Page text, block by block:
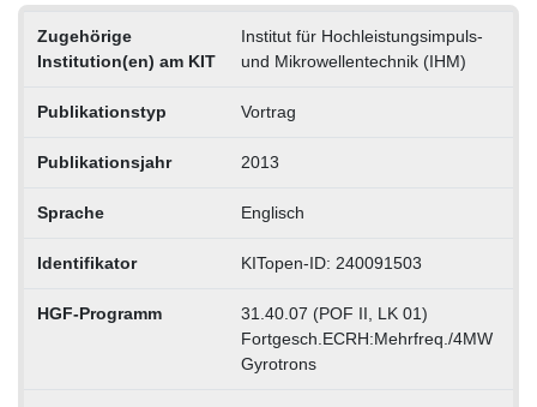
Zugehörige
Institution(en) am KIT
Institut für Hochleistungsimpuls-
und Mikrowellentechnik (IHM)
Publikationstyp Vortrag
Publikationsjahr 2013
Sprache Englisch
Identifikator KITopen-ID: 240091503
HGF-Programm
31.40.07 (POF II, LK 01)
Fortgesch.ECRH:Mehrfreq./4MW
Gyrotrons